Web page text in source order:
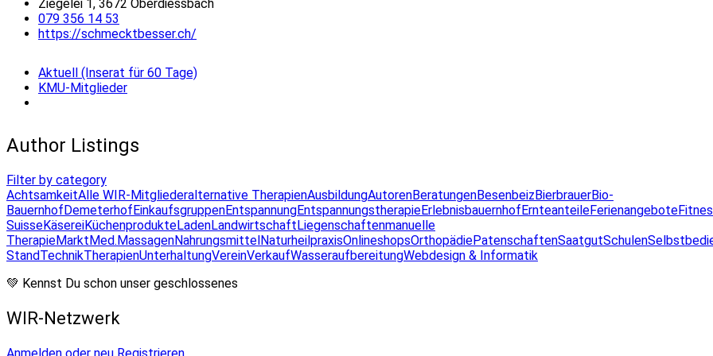
Ziegelei 1, 3672 Oberdiessbach
079 356 14 53
https://schmecktbesser.ch/
Aktuell (Inserat für 60 Tage)
KMU-Mitglieder
Author Listings
Filter by category
AchtsamkeitAlle WIR-Mitgliederalternative TherapienAusbildungAutorenBeratungenBesenbeizBierbrauerBio-
BauernhofDemeterhofEinkaufsgruppenEntspannungEntspannungstherapieErlebnisbauernhofErnteanteileFerienangebote
SuisseKäsereiKüchenprodukteLadenLandwirtschaftLiegenschaftenmanuelle
TherapieMarktMed.MassagenNahrungsmittelNaturheilpraxisOnlineshopsOrthopädiePatenschaftenSaatgutSchulen
StandTechnikTherapienUnterhaltungVereinVerkaufWasseraufbereitungWebdesign & Informatik
💚 Kennst Du schon unser geschlossenes
WIR-Netzwerk